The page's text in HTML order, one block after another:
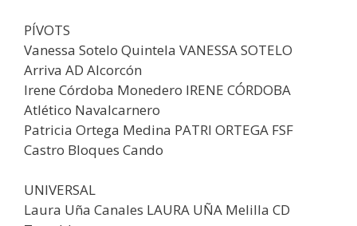
PÍVOTS
Vanessa Sotelo Quintela VANESSA SOTELO
Arriva AD Alcorcón
Irene Córdoba Monedero IRENE CÓRDOBA
Atlético Navalcarnero
Patricia Ortega Medina PATRI ORTEGA FSF
Castro Bloques Cando
UNIVERSAL
Laura Uña Canales LAURA UÑA Melilla CD